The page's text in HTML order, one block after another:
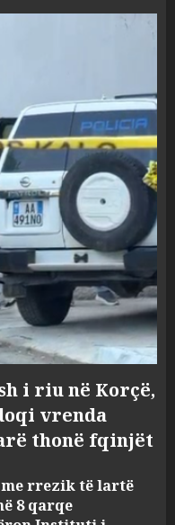
i riu në Korçë,
vrenda
thonë fqinjët
rrezik të lartë
8 qarqe